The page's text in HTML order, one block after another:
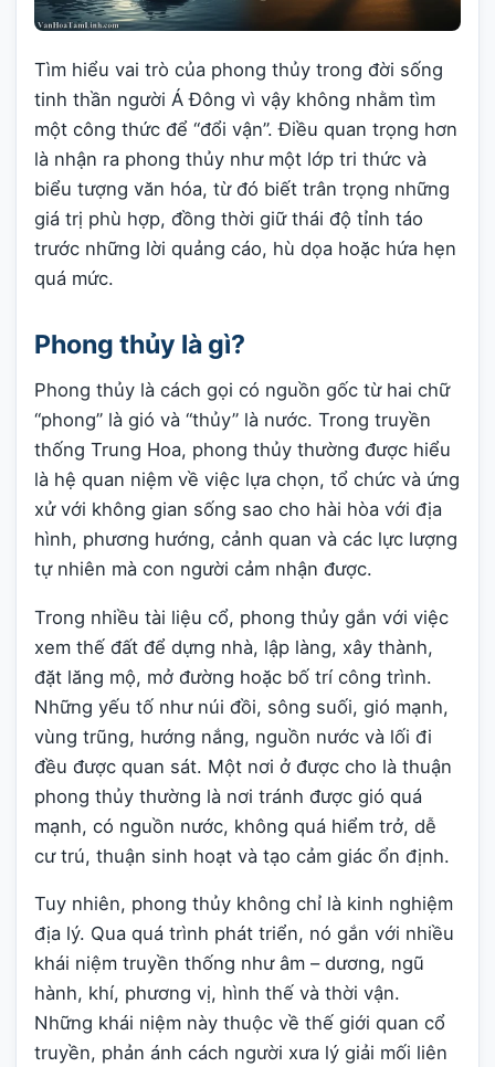
Tìm hiểu vai trò của phong thủy trong đời sống
tinh thần người Á Đông vì vậy không nhằm tìm
một công thức để “đổi vận”. Điều quan trọng hơn
là nhận ra phong thủy như một lớp tri thức và
biểu tượng văn hóa, từ đó biết trân trọng những
giá trị phù hợp, đồng thời giữ thái độ tỉnh táo
trước những lời quảng cáo, hù dọa hoặc hứa hẹn
quá mức.
Phong thủy là gì?
Phong thủy là cách gọi có nguồn gốc từ hai chữ
“phong” là gió và “thủy” là nước. Trong truyền
thống Trung Hoa, phong thủy thường được hiểu
là hệ quan niệm về việc lựa chọn, tổ chức và ứng
xử với không gian sống sao cho hài hòa với địa
hình, phương hướng, cảnh quan và các lực lượng
tự nhiên mà con người cảm nhận được.
Trong nhiều tài liệu cổ, phong thủy gắn với việc
xem thế đất để dựng nhà, lập làng, xây thành,
đặt lăng mộ, mở đường hoặc bố trí công trình.
Những yếu tố như núi đồi, sông suối, gió mạnh,
vùng trũng, hướng nắng, nguồn nước và lối đi
đều được quan sát. Một nơi ở được cho là thuận
phong thủy thường là nơi tránh được gió quá
mạnh, có nguồn nước, không quá hiểm trở, dễ
cư trú, thuận sinh hoạt và tạo cảm giác ổn định.
Tuy nhiên, phong thủy không chỉ là kinh nghiệm
địa lý. Qua quá trình phát triển, nó gắn với nhiều
khái niệm truyền thống như âm – dương, ngũ
hành, khí, phương vị, hình thế và thời vận.
Những khái niệm này thuộc về thế giới quan cổ
truyền, phản ánh cách người xưa lý giải mối liên